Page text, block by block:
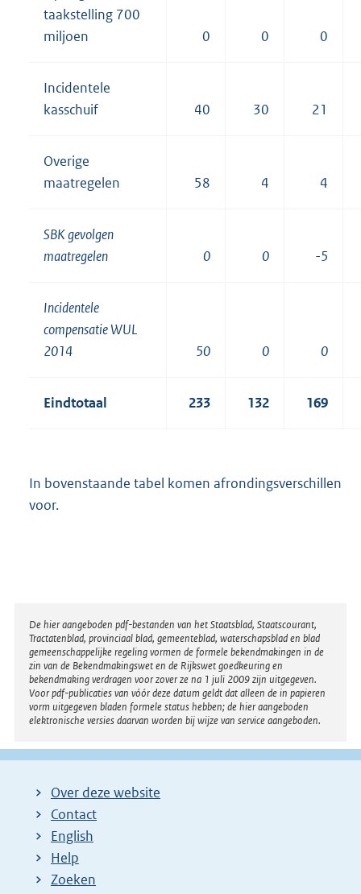
taakstelling 700
miljoen
0 0 0
Incidentele
kasschuif
40 30 21
Overige
maatregelen
58 4 4
SBK gevolgen
maatregelen
0 0 -5
Incidentele
compensatie WUL
2014
50 0 0
Eindtotaal 233 132 169
In bovenstaande tabel komen afrondingsverschillen
voor.
Disclaimer
De hier aangeboden pdf-bestanden van het Staatsblad, Staatscourant,
Tractatenblad, provinciaal blad, gemeenteblad, waterschapsblad en blad
gemeenschappelijke regeling vormen de formele bekendmakingen in de
zin van de Bekendmakingswet en de Rijkswet goedkeuring en
bekendmaking verdragen voor zover ze na 1 juli 2009 zijn uitgegeven.
Voor pdf-publicaties van vóór deze datum geldt dat alleen de in papieren
vorm uitgegeven bladen formele status hebben; de hier aangeboden
elektronische versies daarvan worden bij wijze van service aangeboden.
Over deze website
Contact
English
Help
Zoeken